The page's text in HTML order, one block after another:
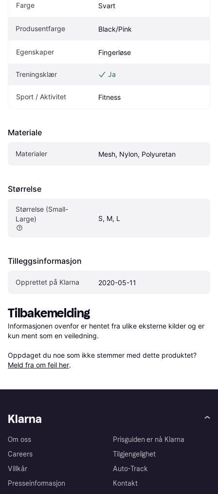
Farge Svart
Produsentfarge Black/Pink
Egenskaper Fingerløse
Treningsklær Ja
Sport / Aktivitet Fitness
Materiale
Materialer Mesh, Nylon, Polyuretan
Størrelse
Størrelse (Small-
Large)
S, M, L
Tilleggsinformasjon
Opprettet på Klarna 2020-05-11
Tilbakemelding
Informasjonen ovenfor er hentet fra ulike eksterne kilder og er
kun ment som en veiledning.
Oppdaget du noe som ikke stemmer med dette produktet?
Meld fra om feil her.
Klarna
Om oss
Careers
Villkår
Presseinformasjon
Prisguiden er nå Klarna
Tilgjengelighet
Auto-Track
Kontakt